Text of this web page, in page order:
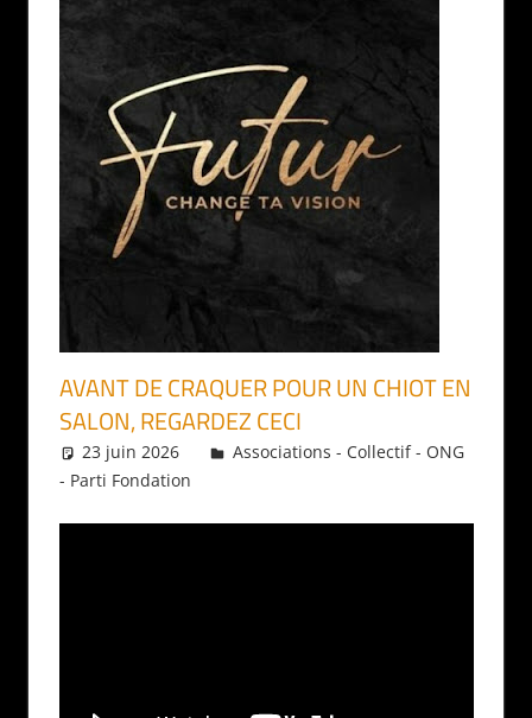
AVANT DE CRAQUER POUR UN CHIOT EN
SALON, REGARDEZ CECI
23 juin 2026 Daniel
Associations - Collectif - ONG
- Parti Fondation